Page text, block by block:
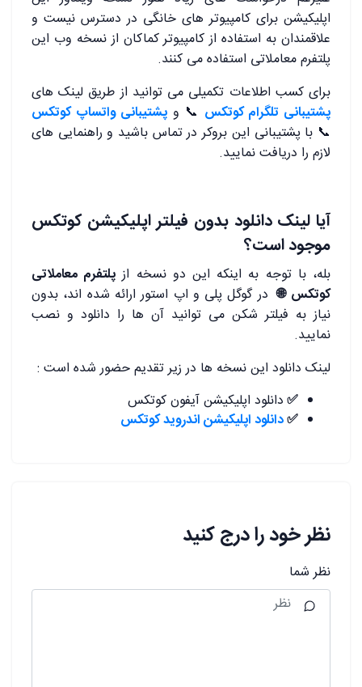
اپلیکیشن برای کامپیوتر های خانگی در دسترس نیست و
علاقمندان به استفاده از کامپیوتر کماکان از نسخه وب این
پلتفرم معاملاتی استفاده می کنند.
برای کسب اطلاعات تکمیلی می توانید از طریق لینک های
پشتیبانی تلگرام کوتکس 📞 و پشتیبانی واتساپ کوتکس
📞 با پشتیبانی این بروکر در تماس باشید و راهنمایی های
لازم را دریافت نمایید.
آیا لینک دانلود بدون فیلتر اپلیکیشن کوتکس
موجود است؟
بله، با توجه به اینکه این دو نسخه از پلتفرم معاملاتی
کوتکس 🌐 در گوگل پلی و اپ استور ارائه شده اند، بدون
نیاز به فیلتر شکن می توانید آن ها را دانلود و نصب
نمایید.
لینک دانلود این نسخه ها در زیر تقدیم حضور شده است :
✅دانلود اپلیکیشن آیفون کوتکس
✅دانلود اپلیکیشن اندروید کوتکس
نظر خود را درج کنید
نظر شما